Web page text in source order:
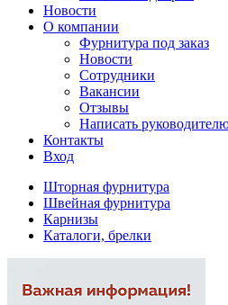
Новости
О компании
Фурнитура под заказ
Новости
Сотрудники
Вакансии
Отзывы
Написать
Контакты
Вход
Шторная фурнитура
Швейная фурнитура
Карнизы
Каталоги, брелки